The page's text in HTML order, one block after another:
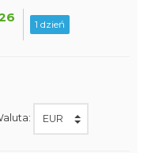
1 dzień